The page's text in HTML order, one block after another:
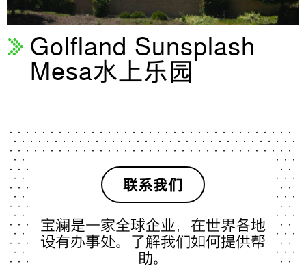
Golfland Sunsplash
Mesa水上乐园
联系我们
宝澜是一家全球企业，在世界各地
设有办事处。了解我们如何提供帮
助。